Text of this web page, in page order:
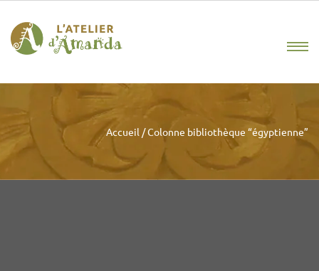
Accueil /Colonne bibliothèque “égyptienne”